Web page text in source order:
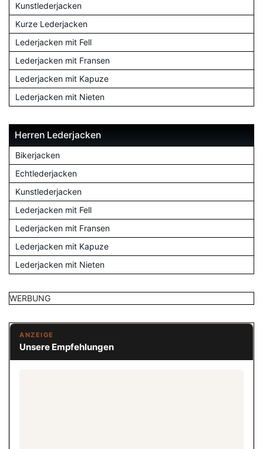
Kunstlederjacken
Kurze Lederjacken
Lederjacken mit Fell
Lederjacken mit Fransen
Lederjacken mit Kapuze
Lederjacken mit Nieten
Herren Lederjacken
Bikerjacken
Echtlederjacken
Kunstlederjacken
Lederjacken mit Fell
Lederjacken mit Fransen
Lederjacken mit Kapuze
Lederjacken mit Nieten
WERBUNG
ANZEIGE
Unsere Empfehlungen